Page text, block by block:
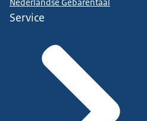
Nederlandse Gebarentaal
Service